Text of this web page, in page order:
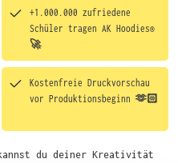
+1.000.000 zufriedene
Schüler tragen AK Hoodies®
🚀
Kostenfreie Druckvorschau
vor Produktionsbeginn 🫶🏻
kannst du deiner Kreativität